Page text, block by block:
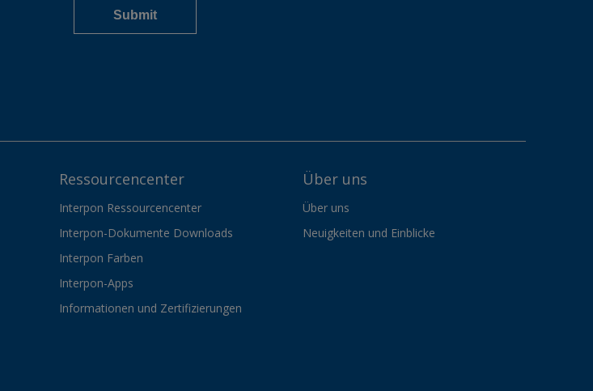
Ressourcencenter
Interpon Ressourcencenter
Interpon-Dokumente Downloads
Interpon Farben
Interpon-Apps
Informationen und Zertifizierungen
Über uns
Über uns
Neuigkeiten und Einblicke